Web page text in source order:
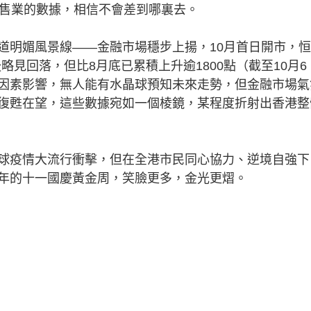
業的數據，相信不會差到哪裏去。
媚風景線——金融市場穩步上揚，10月首日開市，
見回落，但比8月底已累積上升逾1800點（截至10月6
素影響，無人能有水晶球預知未來走勢，但金融市場
甦在望，這些數據宛如一個棱鏡，某程度折射出香港
大流行衝擊，但在全港市民同心協力、逆境自強下
十一國慶黃金周，笑臉更多，金光更熠。